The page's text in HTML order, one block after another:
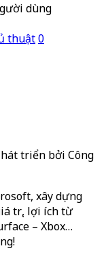
dùng
thuật0
triển bởi Công
xây dựng
trị, lợi ích từ
– Xbox…